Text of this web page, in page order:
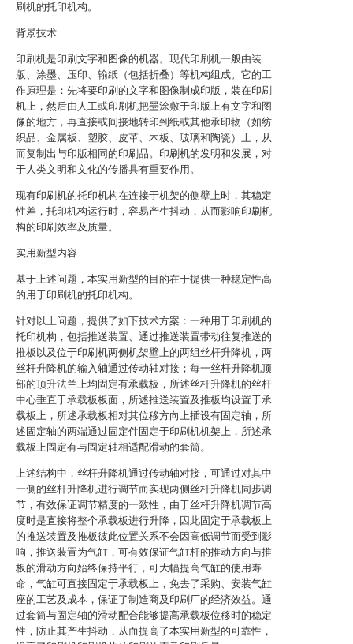
刷机的托印机构。
背景技术
印刷机是印刷文字和图像的机器。现代印刷机一般由装
版、涂墨、压印、输纸（包括折叠）等机构组成。它的工
作原理是：先将要印刷的文字和图像制成印版，装在印刷
机上，然后由人工或印刷机把墨涂敷于印版上有文字和图
像的地方，再直接或间接地转印到纸或其他承印物（如纺
织品、金属板、塑胶、皮革、木板、玻璃和陶瓷）上，从
而复制出与印版相同的印刷品。印刷机的发明和发展，对
于人类文明和文化的传播具有重要作用。
现有印刷机的托印机构在连接于机架的侧壁上时，其稳定
性差，托印机构运行时，容易产生抖动，从而影响印刷机
构的印刷效率及质量。
实用新型内容
基于上述问题，本实用新型的目的在于提供一种稳定性高
的用于印刷机的托印机构。
针对以上问题，提供了如下技术方案：一种用于印刷机的
托印机构，包括推送装置、通过推送装置带动往复推送的
推板以及位于印刷机两侧机架壁上的两组丝杆升降机，两
丝杆升降机的输入轴通过传动轴对接；每一丝杆升降机顶
部的顶升法兰上均固定有承载板，所述丝杆升降机的丝杆
中心垂直于承载板板面，所述推送装置及推板均设置于承
载板上，所述承载板相对其位移方向上插设有固定轴，所
述固定轴的两端通过固定件固定于印刷机机架上，所述承
载板上固定有与固定轴相适配滑动的套筒。
上述结构中，丝杆升降机通过传动轴对接，可通过对其中
一侧的丝杆升降机进行调节而实现两侧丝杆升降机同步调
节，有效保证调节精度的一致性，由于丝杆升降机调节高
度时是直接将整个承载板进行升降，因此固定于承载板上
的推送装置及推板彼此位置关系不会因高低调节而受到影
响，推送装置为气缸，可有效保证气缸杆的推动方向与推
板的滑动方向始终保持平行，可大幅提高气缸的使用寿
命，气缸可直接固定于承载板上，免去了采购、安装气缸
座的工艺及成本，保证了制造商及印刷厂的经济效益。通
过套筒与固定轴的滑动配合能够提高承载板位移时的稳定
性，防止其产生抖动，从而提高了本实用新型的可靠性，